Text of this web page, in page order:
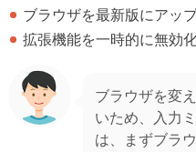
ブラウザを最新版にアッ
拡張機能を一時的に無効
ブラウザを変
いため、入力
は、まずブラ